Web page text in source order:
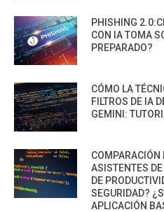
PHISHING
CON IA TOMA
PREPARADO?
CÓMO LA
FILTROS DE IA
GEMINI:
COMPARACIÓN
ASISTENTES
DE
SEGURIDAD?
APLICACIÓN